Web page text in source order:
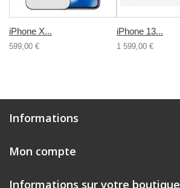
iPhone X...
599,00 €
iPhone 13...
1 599,00 €
Informations
Mon compte
Informations sur votre boutique